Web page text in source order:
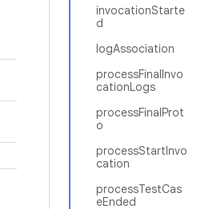
invocationStarte
d
logAssociation
processFinalInvo
cationLogs
processFinalProt
o
processStartInvo
cation
processTestCas
eEnded